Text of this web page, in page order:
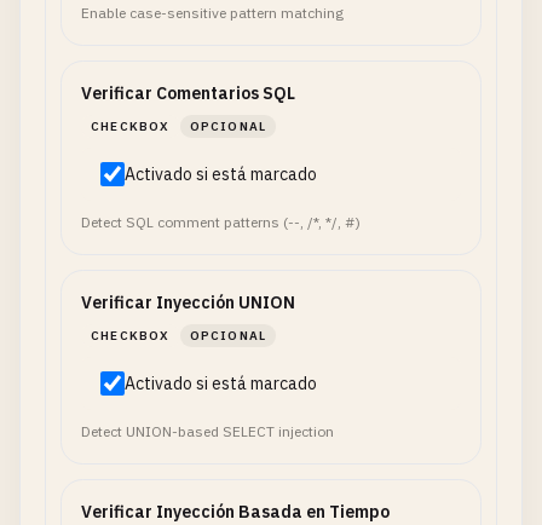
Enable case-sensitive pattern matching
Verificar Comentarios SQL
CHECKBOX OPCIONAL
Activado si está marcado
Detect SQL comment patterns (--, /*, */, #)
Verificar Inyección UNION
CHECKBOX OPCIONAL
Activado si está marcado
Detect UNION-based SELECT injection
Verificar Inyección Basada en Tiempo